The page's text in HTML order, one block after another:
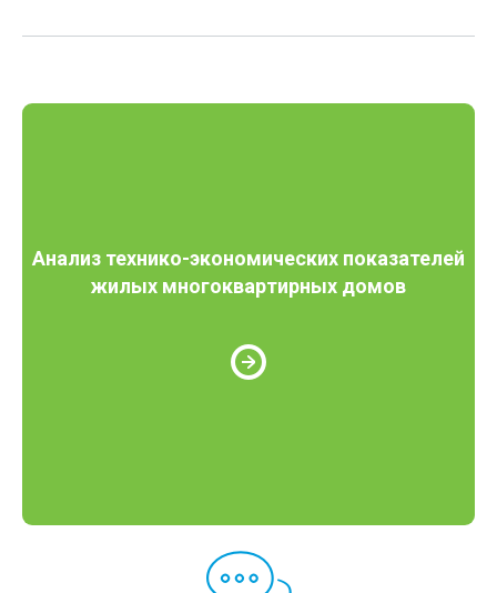
Анализ технико-экономических показателей
жилых многоквартирных домов